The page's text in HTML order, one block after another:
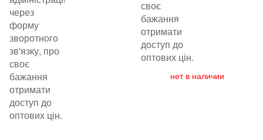
через
форму
зворотного
зв'язку, про
своє
бажання
отримати
доступ до
оптових цін.
своє
бажання
отримати
доступ до
оптових цін.
нет в наличии